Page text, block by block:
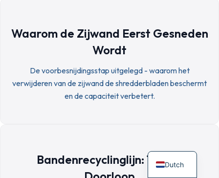
Waarom de Zijwand Eerst Gesneden
Wordt
De voorbesnijdingsstap uitgelegd - waarom het
verwijderen van de zijwand de shredderbladen beschermt
en de capaciteit verbetert.
Bandenrecyclinglijn: Testrit
Dutch